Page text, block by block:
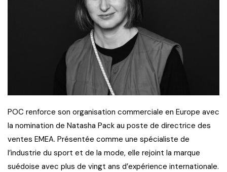
POC renforce son organisation commerciale en Europe avec
la nomination de Natasha Pack au poste de directrice des
ventes EMEA. Présentée comme une spécialiste de
l’industrie du sport et de la mode, elle rejoint la marque
suédoise avec plus de vingt ans d’expérience internationale.